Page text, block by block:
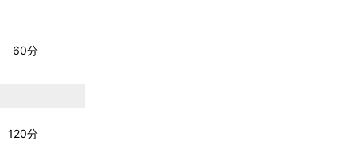
60分
120分